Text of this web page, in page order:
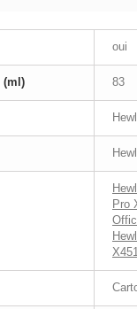
oui
(ml) 83
Pro